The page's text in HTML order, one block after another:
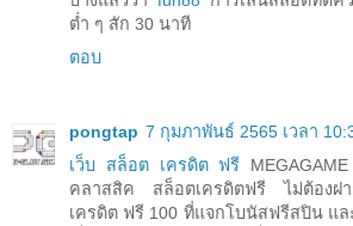
ต่ำ ๆ สัก 30 นาที
ตอบ
pongtap 7 กุมภาพันธ์ 2565 เวลา
เว็บ สล็อต เครดิต ฟรี
คลาสสิค สล็อตเครดิตฟรี ไม่ต้อง
เครดิต ฟรี 100 ที่แจกโบนัสฟรีสปิน แ